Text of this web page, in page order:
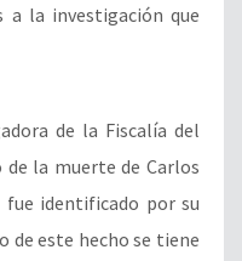
a la investigación que
de la Fiscalía del
la muerte de Carlos
fue identificado por su
de este hecho se tiene